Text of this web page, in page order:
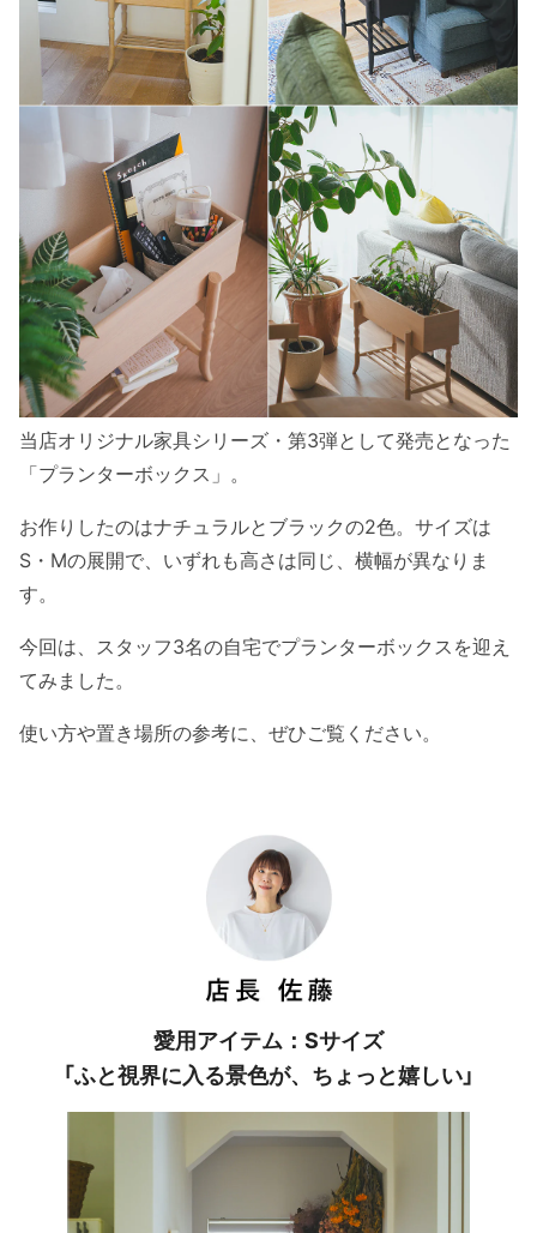
当店オリジナル家具シリーズ・第3弾として発売となった
「プランターボックス」。
お作りしたのはナチュラルとブラックの2色。サイズは
S・Mの展開で、いずれも高さは同じ、横幅が異なりま
す。
今回は、スタッフ3名の自宅でプランターボックスを迎え
てみました。
使い方や置き場所の参考に、ぜひご覧ください。
愛用アイテム：Sサイズ
「ふと視界に入る景色が、ちょっと嬉しい」